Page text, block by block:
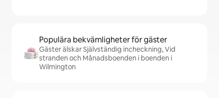
Populära bekvämligheter för gäster
Gäster älskar Självständig incheckning, Vid
stranden och Månadsboenden i boenden i
Wilmington